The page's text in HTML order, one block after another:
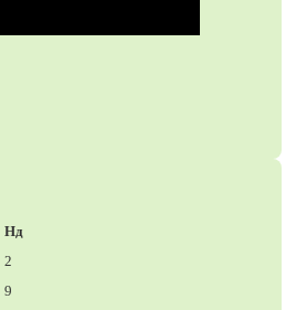
Нд
2
9